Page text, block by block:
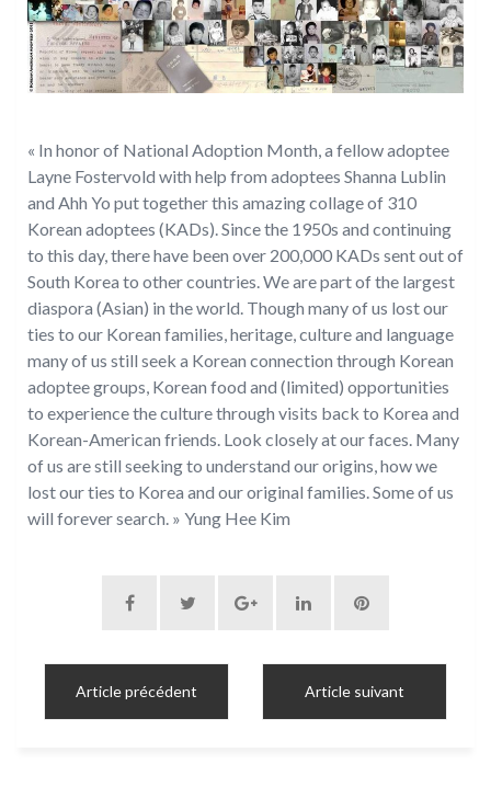
« In honor of National Adoption Month, a fellow adoptee
Layne Fostervold with help from adoptees Shanna Lublin
and Ahh Yo put together this amazing collage of 310
Korean adoptees (KADs). Since the 1950s and continuing
to this day, there have been over 200,000 KADs sent out of
South Korea to other countries. We are part of the largest
diaspora (Asian) in the world. Though many of us lost our
ties to our Korean families, heritage, culture and language
many of us still seek a Korean connection through Korean
adoptee groups, Korean food and (limited) opportunities
to experience the culture through visits back to Korea and
Korean-American friends. Look closely at our faces. Many
of us are still seeking to understand our origins, how we
lost our ties to Korea and our original families. Some of us
will forever search. » Yung Hee Kim
Article précédent Article suivant